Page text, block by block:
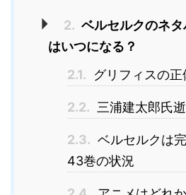
2. ベルセルクのネ
はいつになる？
2.1.
グリフィスの
2.2. 三浦建太郎氏
2.3. ベルセルクは
43巻の状況